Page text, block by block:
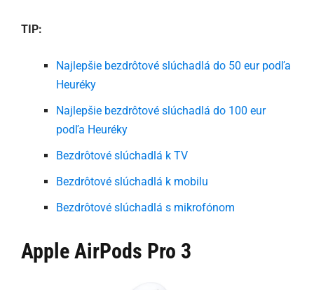
TIP:
Najlepšie bezdrôtové slúchadlá do 50 eur podľa
Heuréky
Najlepšie bezdrôtové slúchadlá do 100 eur
podľa Heuréky
Bezdrôtové slúchadlá k TV
Bezdrôtové slúchadlá k mobilu
Bezdrôtové slúchadlá s mikrofónom
Apple AirPods Pro 3